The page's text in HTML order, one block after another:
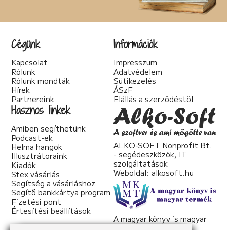
Cégünk
Kapcsolat
Rólunk
Rólunk mondták
Hírek
Partnereink
Információk
Impresszum
Adatvédelem
Sütikezelés
ÁSzF
Elállás a szerződéstől
Hasznos linkek
Amiben segíthetünk
Podcast-ek
Helma hangok
Illusztrátoraink
Kiadók
Stex vásárlás
Segítség a vásárláshoz
Segítő bankkártya program
Fizetési pont
Értesítési beállítások
ALKO-SOFT Nonprofit Bt.
- segédeszközök, IT
szolgáltatások
Weboldal: alkosoft.hu
A magyar könyv is magyar
termék